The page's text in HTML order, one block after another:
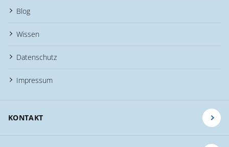
Blog
Wissen
Datenschutz
Impressum
KONTAKT